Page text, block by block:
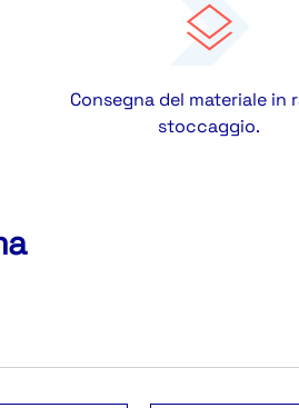
Consegna del materiale in
stoccaggio.